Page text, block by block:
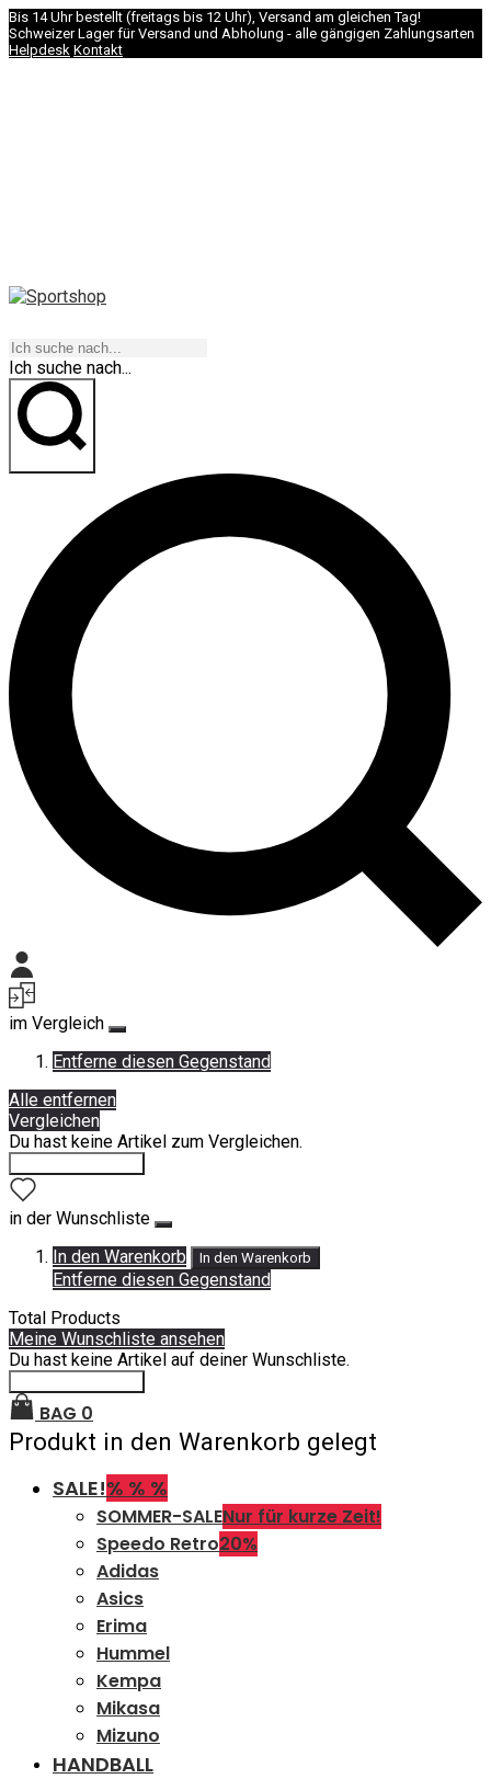
Bis 14 Uhr bestellt (freitags bis 12 Uhr), Versand am gleichen Tag!
Schweizer Lager für Versand und Abholung - alle gängigen Zahlungsarten
Helpdesk Kontakt
Ich suche nach...
im Vergleich
Entferne diesen Gegenstand
Alle entfernen
Vergleichen
Du hast keine Artikel zum Vergleichen.
in der Wunschliste
In den Warenkorb
In den Warenkorb
Entferne diesen Gegenstand
Total Products
Meine Wunschliste ansehen
Du hast keine Artikel auf deiner Wunschliste.
BAG 0
Produkt in den Warenkorb gelegt
SALE!% % %
SOMMER-SALENur für kurze Zeit!
Speedo Retro20%
Adidas
Asics
Erima
Hummel
Kempa
Mikasa
Mizuno
HANDBALL